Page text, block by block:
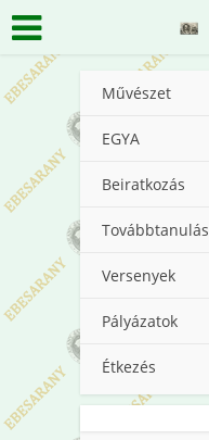
Művészet
EGYA
Beiratkozás
Továbbtanulás
Versenyek
Pályázatok
Étkezés